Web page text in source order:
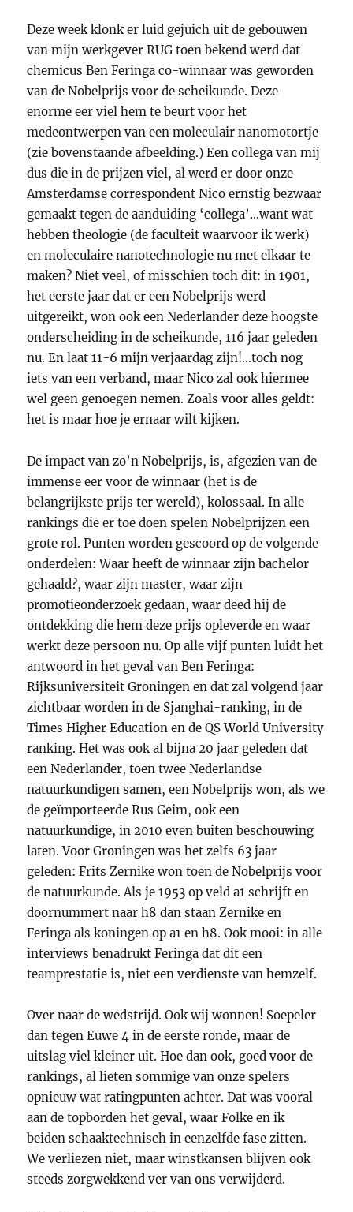
Deze week klonk er luid gejuich uit de gebouwen
van mijn werkgever RUG toen bekend werd dat
chemicus Ben Feringa co-winnaar was geworden
van de Nobelprijs voor de scheikunde. Deze
enorme eer viel hem te beurt voor het
medeontwerpen van een moleculair nanomotortje
(zie bovenstaande afbeelding.) Een collega van mij
dus die in de prijzen viel, al werd er door onze
Amsterdamse correspondent Nico ernstig bezwaar
gemaakt tegen de aanduiding ‘collega’…want wat
hebben theologie (de faculteit waarvoor ik werk)
en moleculaire nanotechnologie nu met elkaar te
maken? Niet veel, of misschien toch dit: in 1901,
het eerste jaar dat er een Nobelprijs werd
uitgereikt, won ook een Nederlander deze hoogste
onderscheiding in de scheikunde, 116 jaar geleden
nu. En laat 11-6 mijn verjaardag zijn!…toch nog
iets van een verband, maar Nico zal ook hiermee
wel geen genoegen nemen. Zoals voor alles geldt:
het is maar hoe je ernaar wilt kijken.
De impact van zo’n Nobelprijs, is, afgezien van de
immense eer voor de winnaar (het is de
belangrijkste prijs ter wereld), kolossaal. In alle
rankings die er toe doen spelen Nobelprijzen een
grote rol. Punten worden gescoord op de volgende
onderdelen: Waar heeft de winnaar zijn bachelor
gehaald?, waar zijn master, waar zijn
promotieonderzoek gedaan, waar deed hij de
ontdekking die hem deze prijs opleverde en waar
werkt deze persoon nu. Op alle vijf punten luidt het
antwoord in het geval van Ben Feringa:
Rijksuniversiteit Groningen en dat zal volgend jaar
zichtbaar worden in de Sjanghai-ranking, in de
Times Higher Education en de QS World University
ranking. Het was ook al bijna 20 jaar geleden dat
een Nederlander, toen twee Nederlandse
natuurkundigen samen, een Nobelprijs won, als we
de geïmporteerde Rus Geim, ook een
natuurkundige, in 2010 even buiten beschouwing
laten. Voor Groningen was het zelfs 63 jaar
geleden: Frits Zernike won toen de Nobelprijs voor
de natuurkunde. Als je 1953 op veld a1 schrijft en
doornummert naar h8 dan staan Zernike en
Feringa als koningen op a1 en h8. Ook mooi: in alle
interviews benadrukt Feringa dat dit een
teamprestatie is, niet een verdienste van hemzelf.
Over naar de wedstrijd. Ook wij wonnen! Soepeler
dan tegen Euwe 4 in de eerste ronde, maar de
uitslag viel kleiner uit. Hoe dan ook, goed voor de
rankings, al lieten sommige van onze spelers
opnieuw wat ratingpunten achter. Dat was vooral
aan de topborden het geval, waar Folke en ik
beiden schaaktechnisch in eenzelfde fase zitten.
We verliezen niet, maar winstkansen blijven ook
steeds zorgwekkend ver van ons verwijderd.